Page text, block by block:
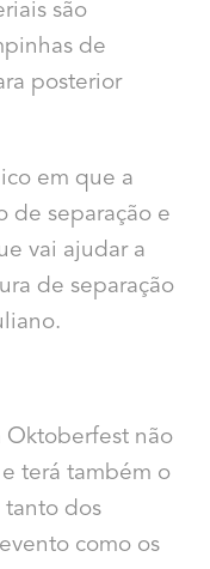
são
de
posterior
em que a
de separação e
vai ajudar a
de separação
Oktoberfest não
terá também o
dos
como os